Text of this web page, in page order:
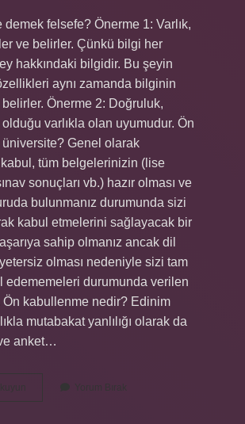
demek felsefe? Önerme 1: Varlık,
ve belirler. Çünkü bilgi her
hakkındaki bilgidir. Bu şeyin
aynı zamanda bilginin
Önerme 2: Doğruluk,
varlıkla olan uyumudur. Ön
Genel olarak
kabul, tüm belgelerinizin (lise
sonuçları vb.) hazır olması ve
bulunmanız durumunda sizi
kabul etmelerini sağlayacak bir
sahip olmanız ancak dil
olması nedeniyle sizi tam
edememeleri durumunda verilen
Ön kabullenme nedir? Edinim
mutabakat yanlılığı olarak da
ve anket…
Kabul
Yorum Bırak